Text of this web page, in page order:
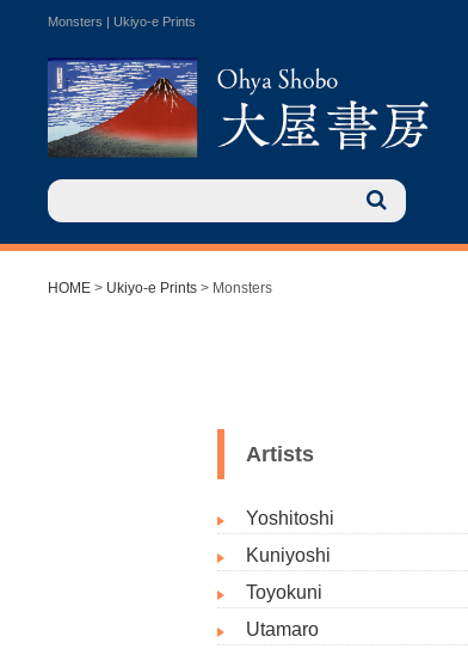
Monsters | Ukiyo-e Prints
HOME > Ukiyo-e Prints > Monsters
Artists
Yoshitoshi
Kuniyoshi
Toyokuni
Utamaro